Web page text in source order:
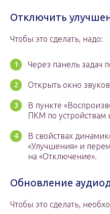
Отключить
Чтобы это сделать, надо:
Через панель задач
Открыть окно
В пункте
ПКМ по устройствам
В свойствах
«Улучшения» и
на «Отключение».
Обновление
Чтобы это сделать,